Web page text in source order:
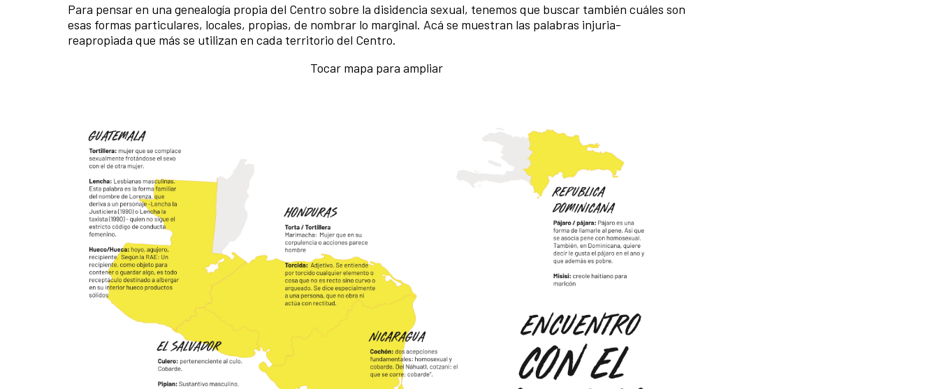
Para pensar en una genealogía propia del Centro sobre la disidencia sexual, tenemos que buscar también cuáles son
esas formas particulares, locales, propias, de nombrar lo marginal. Acá se muestran las palabras injuria-
reapropiada que más se utilizan en cada territorio del Centro.
Tocar mapa para ampliar